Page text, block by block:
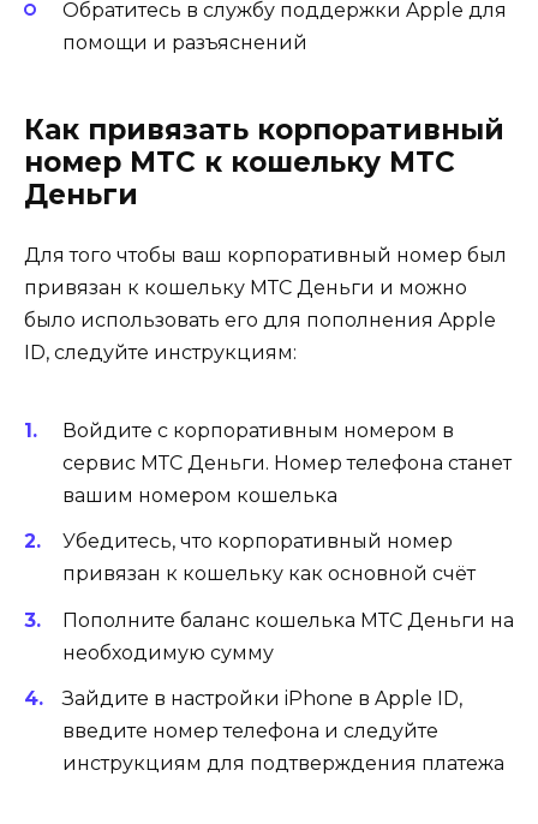
Обратитесь в службу поддержки Apple для
помощи и разъяснений
Как привязать корпоративный
номер МТС к кошельку МТС
Деньги
Для того чтобы ваш корпоративный номер был
привязан к кошельку МТС Деньги и можно
было использовать его для пополнения Apple
ID, следуйте инструкциям:
Войдите с корпоративным номером в
сервис МТС Деньги. Номер телефона станет
вашим номером кошелька
Убедитесь, что корпоративный номер
привязан к кошельку как основной счёт
Пополните баланс кошелька МТС Деньги на
необходимую сумму
Зайдите в настройки iPhone в Apple ID,
введите номер телефона и следуйте
инструкциям для подтверждения платежа